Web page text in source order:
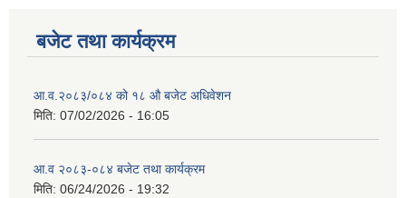
बजेट तथा कार्यक्रम
आ.व.२०८३/०८४ को १८ ‍औ बजेट अधिवेशन
मिति: 07/02/2026 - 16:05
आ.व २०८३-०८४ बजेट तथा कार्यक्रम
मिति: 06/24/2026 - 19:32